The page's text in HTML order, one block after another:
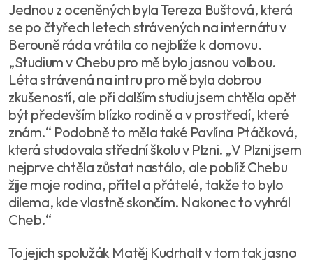
Jednou z oceněných byla Tereza Buštová, která
se po čtyřech letech strávených na internátu v
Berouně ráda vrátila co nejblíže k domovu.
„Studium v Chebu pro mě bylo jasnou volbou.
Léta strávená na intru pro mě byla dobrou
zkušeností, ale při dalším studiu jsem chtěla opět
být především blízko rodině a v prostředí, které
znám.“ Podobně to měla také Pavlína Ptáčková,
která studovala střední školu v Plzni. „V Plzni jsem
nejprve chtěla zůstat nastálo, ale poblíž Chebu
žije moje rodina, přítel a přátelé, takže to bylo
dilema, kde vlastně skončím. Nakonec to vyhrál
Cheb.“
To jejich spolužák Matěj Kudrhalt v tom tak jasno